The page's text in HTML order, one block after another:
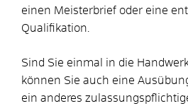
einen Meisterbrief oder eine
Qualifikation.
Sind Sie einmal in die
können Sie auch eine
ein anderes